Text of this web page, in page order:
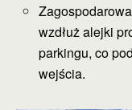
wzdłuż alejki
parkingu, co
wejścia.